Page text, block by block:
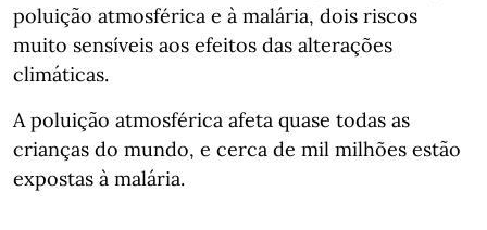
poluição atmosférica e à malária, dois riscos
muito sensíveis aos efeitos das alterações
climáticas.
A poluição atmosférica afeta quase todas as
crianças do mundo, e cerca de mil milhões estão
expostas à malária.